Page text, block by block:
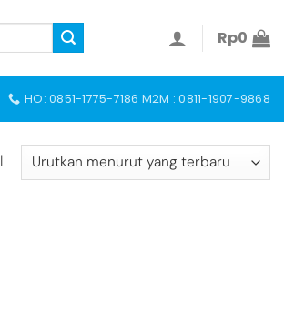
Rp0
HO: 0851-1775-7186 M2M : 0811-1907-9868